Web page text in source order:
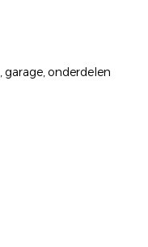
,garage,onderdelen